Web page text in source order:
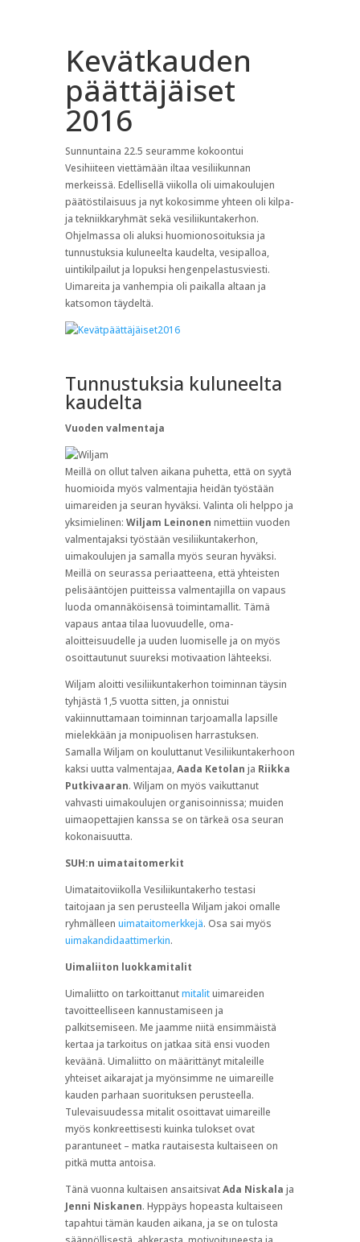
Kevätkauden
päättäjäiset
2016
Sunnuntaina 22.5 seuramme kokoontui
Vesihiiteen viettämään iltaa vesiliikunnan
merkeissä. Edellisellä viikolla oli uimakoulujen
päätöstilaisuus ja nyt kokosimme yhteen oli kilpa-
ja tekniikkaryhmät sekä vesiliikuntakerhon.
Ohjelmassa oli aluksi huomionosoituksia ja
tunnustuksia kuluneelta kaudelta, vesipalloa,
uintikilpailut ja lopuksi hengenpelastusviesti.
Uimareita ja vanhempia oli paikalla altaan ja
katsomon täydeltä.
Tunnustuksia kuluneelta
kaudelta
Vuoden valmentaja
Meillä on ollut talven aikana puhetta, että on syytä
huomioida myös valmentajia heidän työstään
uimareiden ja seuran hyväksi. Valinta oli helppo ja
yksimielinen: Wiljam Leinonen nimettiin vuoden
valmentajaksi työstään vesiliikuntakerhon,
uimakoulujen ja samalla myös seuran hyväksi.
Meillä on seurassa periaatteena, että yhteisten
pelisääntöjen puitteissa valmentajilla on vapaus
luoda omannäköisensä toimintamallit. Tämä
vapaus antaa tilaa luovuudelle, oma-
aloitteisuudelle ja uuden luomiselle ja on myös
osoittautunut suureksi motivaation lähteeksi.
Wiljam aloitti vesiliikuntakerhon toiminnan täysin
tyhjästä 1,5 vuotta sitten, ja onnistui
vakiinnuttamaan toiminnan tarjoamalla lapsille
mielekkään ja monipuolisen harrastuksen.
Samalla Wiljam on kouluttanut Vesiliikuntakerhoon
kaksi uutta valmentajaa,Aada Ketolan ja Riikka
Putkivaaran. Wiljam on myös vaikuttanut
vahvasti uimakoulujen organisoinnissa; muiden
uimaopettajien kanssa se on tärkeä osa seuran
kokonaisuutta.
SUH:n uimataitomerkit
Uimataitoviikolla Vesiliikuntakerho testasi
taitojaan ja sen perusteella Wiljam jakoi omalle
ryhmälleen uimataitomerkkejä. Osa sai myös
uimakandidaattimerkin.
Uimaliiton luokkamitalit
Uimaliitto on tarkoittanutmitalituimareiden
tavoitteelliseen kannustamiseen ja
palkitsemiseen. Me jaamme niitä ensimmäistä
kertaa ja tarkoitus on jatkaa sitä ensi vuoden
keväänä. Uimaliitto on määrittänyt mitaleille
yhteiset aikarajat ja myönsimme ne uimareille
kauden parhaan suorituksen perusteella.
Tulevaisuudessa mitalit osoittavat uimareille
myös konkreettisesti kuinka tulokset ovat
parantuneet – matka rautaisesta kultaiseen on
pitkä mutta antoisa.
Tänä vuonna kultaisen ansaitsivatAda Niskala ja
Jenni Niskanen. Hyppäys hopeasta kultaiseen
tapahtui tämän kauden aikana, ja se on tulosta